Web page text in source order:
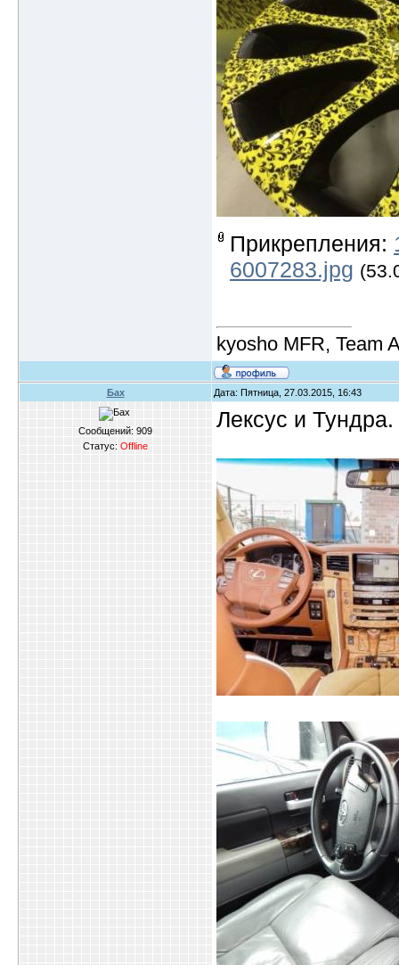
Прикрепления:
6007283.jpg
kyosho MFR, Team
Бах Дата: Пятница, 27.03.2015, 16:43
Сообщений: 909
Статус: Offline
Лексус и Тундра.